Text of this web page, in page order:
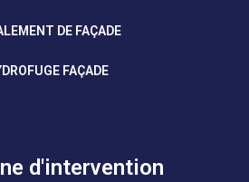
DE FAÇADE
FAÇADE
d'intervention